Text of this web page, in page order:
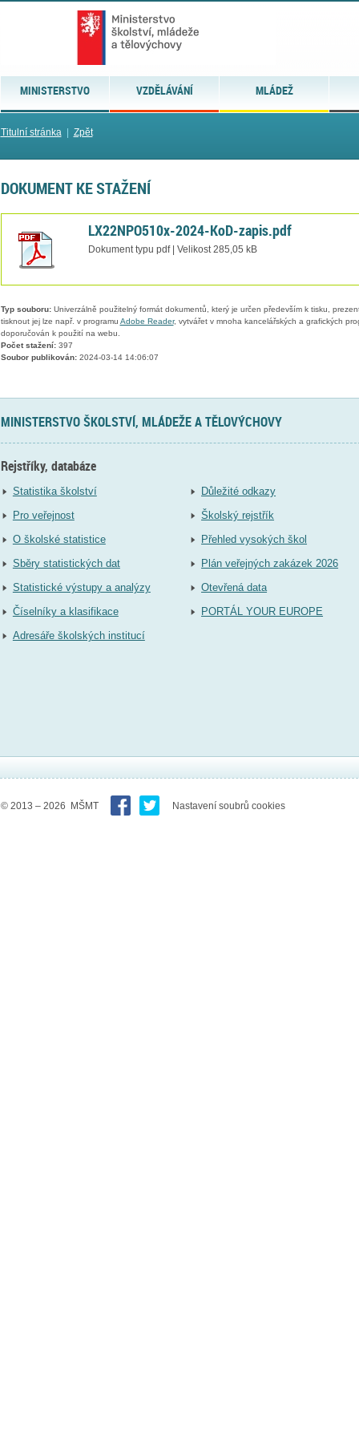
MINISTERSTVO VZDĚLÁVÁNÍ MLÁDEŽ
Titulní stránka| Zpět
DOKUMENT KE STAŽENÍ
LX22NPO510x-2024-KoD-zapis.pdf
Dokument typu pdf | Velikost 285,05 kB
Typ souboru:Univerzálně použitelný formát dokumentů, který je určen především k tisku,
tisknout jej lze např. v programu Adobe Reader, vytvářet v mnoha kancelářských a grafických
doporučován k použití na webu.
Počet stažení:397
Soubor publikován:2024-03-14 14:06:07
MINISTERSTVO ŠKOLSTVÍ, MLÁDEŽE A TĚLOVÝCHOVY
Rejstříky, databáze
Statistika školství
Pro veřejnost
O školské statistice
Sběry statistických dat
Statistické výstupy a analýzy
Číselníky a klasifikace
Adresáře školských institucí
Důležité odkazy
Školský rejstřík
Přehled vysokých škol
Plán veřejných zakázek 2026
Otevřená data
PORTÁL YOUR EUROPE
© 2013 – 2026 MŠMT Nastavení soubrů cookies